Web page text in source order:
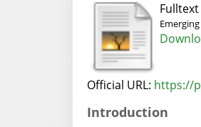
Official URL: https://
Introduction